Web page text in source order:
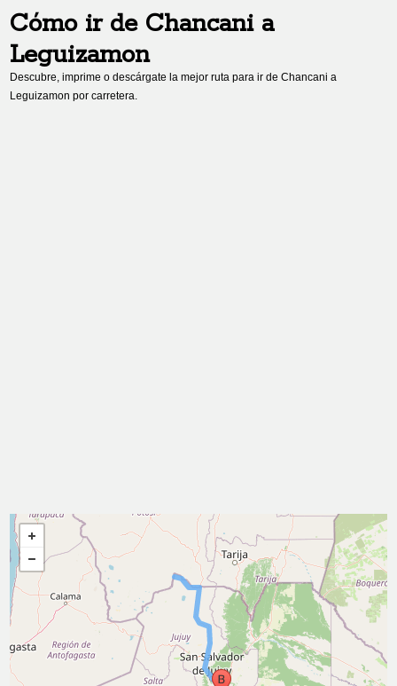
Cómo ir de Chancania
Leguizamon
Descubre, imprime o descárgate la mejor ruta para ir deChancani a
Leguizamon por carretera.